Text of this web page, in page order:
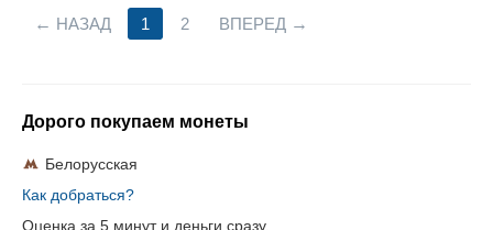
НАЗАД 1 2 ВПЕРЕД
Дорого покупаем монеты
Белорусская
Как добраться?
Оценка за 5 минут и деньги сразу.